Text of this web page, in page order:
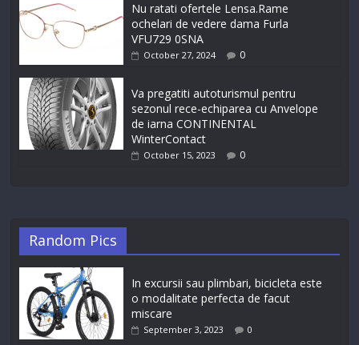
Nu ratati ofertele Lensa.Rame
ochelari de vedere dama Furla
VFU729 0SNA
October 27, 2024 0
Va pregatiti autoturismul pentru
sezonul rece-echiparea cu Anvelope
de iarna CONTINENTAL
WinterContact
October 15, 2023 0
Random Pics
In excursii sau plimbari, bicicleta este
o modalitate perfecta de facut
miscare
September 3, 2023 0